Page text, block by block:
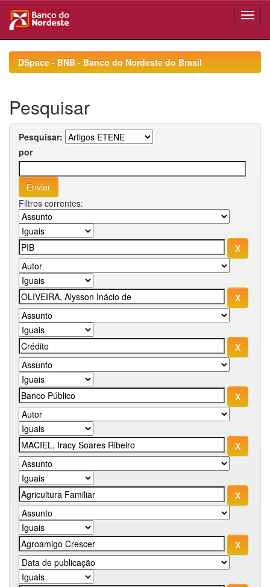
navigationDSpace - BNB - Banco do Nordeste do Brasil
Pesquisar
Pesquisar:
por
Filtros correntes: